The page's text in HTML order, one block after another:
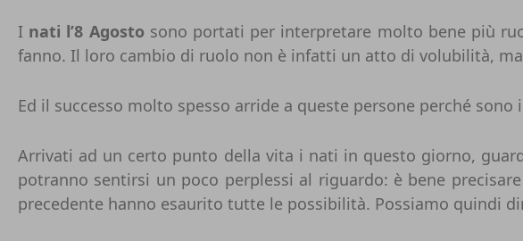
I nati l’8 Agostosono portati per interpretare molto bene più
fanno. Il loro cambio di ruolo non è infatti un atto di volubilità,
Ed il successo molto spesso arride a queste persone perché
Arrivati ad un certo punto della vita i nati in questo giorno,
potranno sentirsi un poco perplessi al riguardo: è bene
precedente hanno esaurito tutte le possibilità. Possiamo quindi